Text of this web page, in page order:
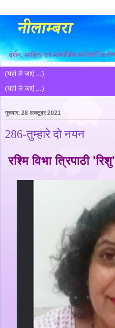
गुरुवार, 28 अक्टूबर 2021
286-तुम्हारे दो नयन
रश्मि विभा त्रिपाठी 'रिशु'